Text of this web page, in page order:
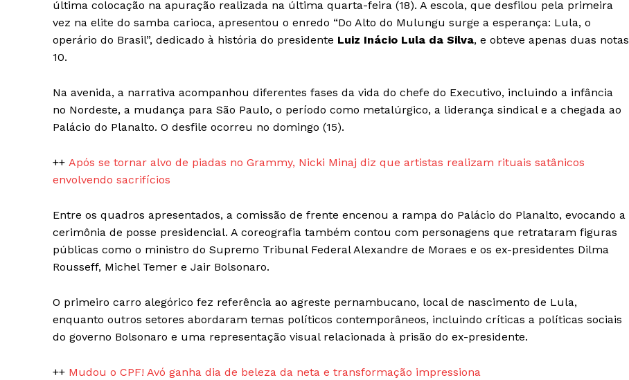
Magazine PRO
Company
Anuncie
Contato
última colocação na apuração realizada na última quarta-feira (18). A escola, que desfilou pela primeira
vez na elite do samba carioca, apresentou o enredo “Do Alto do Mulungu surge a esperança: Lula, o
operário do Brasil”, dedicado à história do presidente Luiz Inácio Lula da Silva, e obteve apenas duas notas
10.
Na avenida, a narrativa acompanhou diferentes fases da vida do chefe do Executivo, incluindo a infância
no Nordeste, a mudança para São Paulo, o período como metalúrgico, a liderança sindical e a chegada ao
Palácio do Planalto. O desfile ocorreu no domingo (15).
++ Após se tornar alvo de piadas no Grammy, Nicki Minaj diz que artistas realizam rituais satânicos
envolvendo sacrifícios
Entre os quadros apresentados, a comissão de frente encenou a rampa do Palácio do Planalto, evocando a
cerimônia de posse presidencial. A coreografia também contou com personagens que retrataram figuras
públicas como o ministro do Supremo Tribunal Federal Alexandre de Moraes e os ex-presidentes Dilma
Rousseff, Michel Temer e Jair Bolsonaro.
O primeiro carro alegórico fez referência ao agreste pernambucano, local de nascimento de Lula,
enquanto outros setores abordaram temas políticos contemporâneos, incluindo críticas a políticas sociais
do governo Bolsonaro e uma representação visual relacionada à prisão do ex-presidente.
++ Mudou o CPF! Avó ganha dia de beleza da neta e transformação impressiona